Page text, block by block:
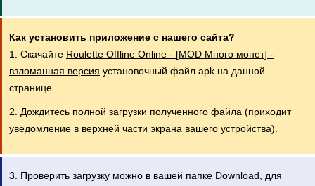
Как установить приложение с нашего сайта?
1. Скачайте Roulette Offline Online - [MOD Много монет] -
взломанная версия установочный файл apk на данной
странице.
2. Дождитесь полной загрузки полученного файла (приходит
уведомление в верхней части экрана вашего устройства).
3. Проверить загрузку можно в вашей папке Download, для